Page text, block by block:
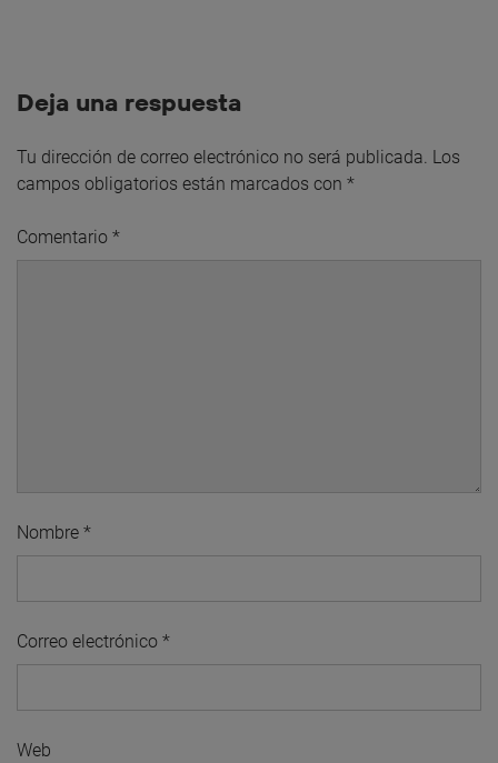
Deja una respuesta
Tu dirección de correo electrónico no será publicada. Los
campos obligatorios están marcados con *
Comentario *
Nombre *
Correo electrónico *
Web